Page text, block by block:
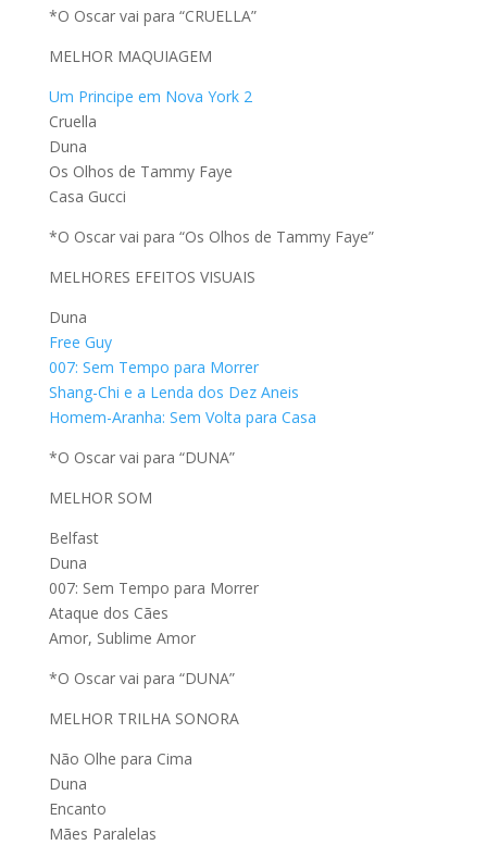
*O Oscar vai para “CRUELLA”
MELHOR MAQUIAGEM
Um Principe em Nova York 2
Cruella
Duna
Os Olhos de Tammy Faye
Casa Gucci
*O Oscar vai para “Os Olhos de Tammy Faye”
MELHORES EFEITOS VISUAIS
Duna
Free Guy
007: Sem Tempo para Morrer
Shang-Chi e a Lenda dos Dez Aneis
Homem-Aranha: Sem Volta para Casa
*O Oscar vai para “DUNA”
MELHOR SOM
Belfast
Duna
007: Sem Tempo para Morrer
Ataque dos Cães
Amor, Sublime Amor
*O Oscar vai para “DUNA”
MELHOR TRILHA SONORA
Não Olhe para Cima
Duna
Encanto
Mães Paralelas